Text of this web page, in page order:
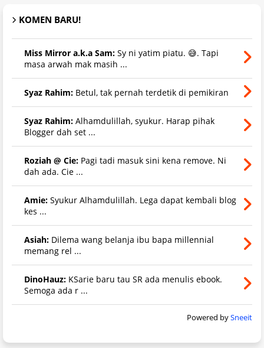
KOMEN BARU!
Miss Mirror a.k.a Sam: Sy ni yatim piatu. 😅. Tapi
masa arwah mak masih ...
Syaz Rahim: Betul, tak pernah terdetik di pemikiran
Syaz Rahim: Alhamdulillah, syukur. Harap pihak
Blogger dah set ...
Roziah @ Cie: Pagi tadi masuk sini kena remove. Ni
dah ada. Cie ...
Amie: Syukur Alhamdulillah. Lega dapat kembali blog
kes ...
Asiah: Dilema wang belanja ibu bapa millennial
memang rel ...
DinoHauz: KSarie baru tau SR ada menulis ebook.
Semoga ada r ...
Powered bySneeit